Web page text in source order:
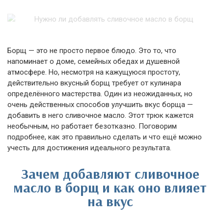
Борщ — это не просто первое блюдо. Это то, что
напоминает о доме, семейных обедах и душевной
атмосфере. Но, несмотря на кажущуюся простоту,
действительно вкусный борщ требует от кулинара
определённого мастерства. Один из неожиданных, но
очень действенных способов улучшить вкус борща —
добавить в него сливочное масло. Этот трюк кажется
необычным, но работает безотказно. Поговорим
подробнее, как это правильно сделать и что ещё можно
учесть для достижения идеального результата.
Зачем добавляют сливочное
масло в борщ и как оно влияет
на вкус